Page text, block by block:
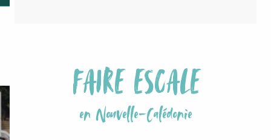
FAIRE ESCALE
en Nouvelle-Calédonie